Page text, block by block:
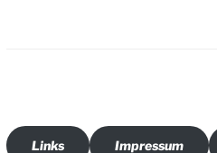
Links Impressum